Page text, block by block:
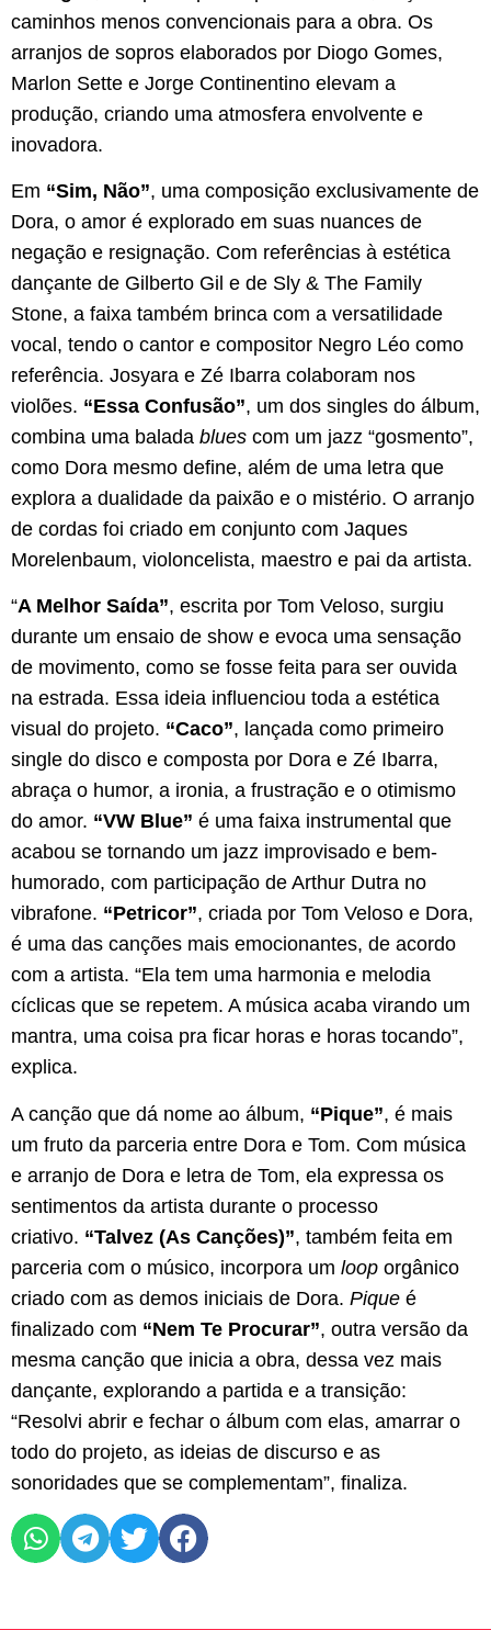
caminhos menos convencionais para a obra. Os
arranjos de sopros elaborados por Diogo Gomes,
Marlon Sette e Jorge Continentino elevam a
produção, criando uma atmosfera envolvente e
inovadora.
Em “Sim, Não”, uma composição exclusivamente de
Dora, o amor é explorado em suas nuances de
negação e resignação. Com referências à estética
dançante de Gilberto Gil e de Sly & The Family
Stone, a faixa também brinca com a versatilidade
vocal, tendo o cantor e compositor Negro Léo como
referência. Josyara e Zé Ibarra colaboram nos
violões. “Essa Confusão”, um dos singles do álbum,
combina uma balada blues com um jazz “gosmento”,
como Dora mesmo define, além de uma letra que
explora a dualidade da paixão e o mistério. O arranjo
de cordas foi criado em conjunto com Jaques
Morelenbaum, violoncelista, maestro e pai da artista.
“A Melhor Saída”, escrita por Tom Veloso, surgiu
durante um ensaio de show e evoca uma sensação
de movimento, como se fosse feita para ser ouvida
na estrada. Essa ideia influenciou toda a estética
visual do projeto. “Caco”, lançada como primeiro
single do disco e composta por Dora e Zé Ibarra,
abraça o humor, a ironia, a frustração e o otimismo
do amor. “VW Blue” é uma faixa instrumental que
acabou se tornando um jazz improvisado e bem-
humorado, com participação de Arthur Dutra no
vibrafone. “Petricor”, criada por Tom Veloso e Dora,
é uma das canções mais emocionantes, de acordo
com a artista. “Ela tem uma harmonia e melodia
cíclicas que se repetem. A música acaba virando um
mantra, uma coisa pra ficar horas e horas tocando”,
explica.
A canção que dá nome ao álbum, “Pique”, é mais
um fruto da parceria entre Dora e Tom. Com música
e arranjo de Dora e letra de Tom, ela expressa os
sentimentos da artista durante o processo
criativo. “Talvez (As Canções)”, também feita em
parceria com o músico, incorpora um loop orgânico
criado com as demos iniciais de Dora. Pique é
finalizado com “Nem Te Procurar”, outra versão da
mesma canção que inicia a obra, dessa vez mais
dançante, explorando a partida e a transição:
“Resolvi abrir e fechar o álbum com elas, amarrar o
todo do projeto, as ideias de discurso e as
sonoridades que se complementam”, finaliza.